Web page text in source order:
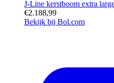
J-Line kerstboom extra
€2.188,99
Bekijk bij Bol.com